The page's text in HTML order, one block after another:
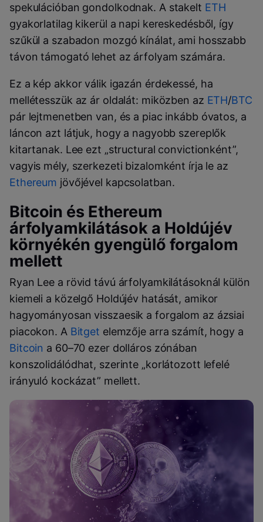
spekulációban gondolkodnak. A stakelt ETH
gyakorlatilag kikerül a napi kereskedésből, így
szűkül a szabadon mozgó kínálat, ami hosszabb
távon támogató lehet az árfolyam számára.
Ez a kép akkor válik igazán érdekessé, ha
mellétesszük az ár oldalát: miközben az ETH/BTC
pár lejtmenetben van, és a piac inkább óvatos, a
láncon azt látjuk, hogy a nagyobb szereplők
kitartanak. Lee ezt „structural convictionként”,
vagyis mély, szerkezeti bizalomként írja le az
Ethereum jövőjével kapcsolatban.
Bitcoin és Ethereum
árfolyamkilátások a Holdújév
környékén gyengülő forgalom
mellett
Ryan Lee a rövid távú árfolyamkilátásoknál külön
kiemeli a közelgő Holdújév hatását, amikor
hagyományosan visszaesik a forgalom az ázsiai
piacokon. A Bitget elemzője arra számít, hogy a
Bitcoin a 60–70 ezer dolláros zónában
konszolidálódhat, szerinte „korlátozott lefelé
irányuló kockázat” mellett.